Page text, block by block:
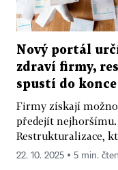
Nový portál
zdraví firmy,
spustí do
Firmy získají
předejít
Restrukturalizace,
22. 10. 2025 ▪ 5 min.